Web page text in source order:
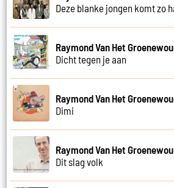
Deze blanke jongen komt zo
Raymond Van Het
Dicht tegen je aan
Raymond Van Het
Dimi
Raymond Van Het
Dit slag volk